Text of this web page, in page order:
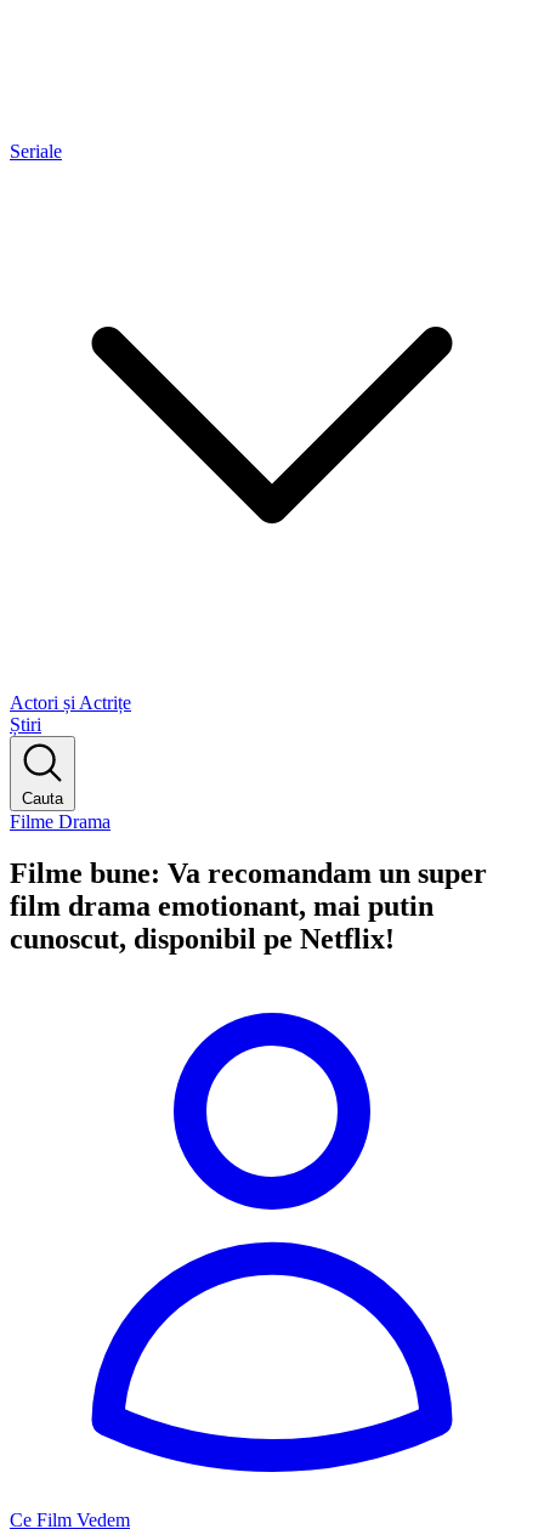
Seriale
Actori și Actrițe
Știri
Cauta
Filme Drama
Filme bune: Va recomandam un super
film drama emotionant, mai putin
cunoscut, disponibil pe Netflix!
Ce Film Vedem